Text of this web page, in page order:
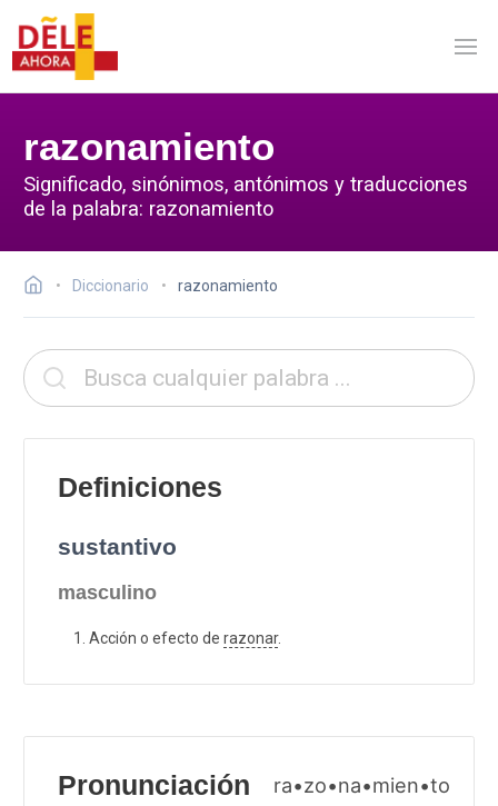
razonamiento
Significado, sinónimos, antónimos y traducciones
de la palabra: razonamiento
Diccionario razonamiento
Definiciones
sustantivo
masculino
Acción o efecto de razonar.
Pronunciación ra•zo•na•mien•to